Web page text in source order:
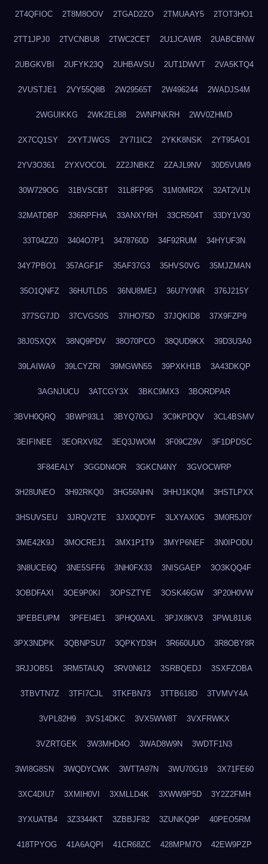
2T4QFIOC 2T8M8OOV 2TGAD2ZO 2TMUAAY5 2TOT3HO1
2TT1JPJ0 2TVCNBU8 2TWC2CET 2U1JCAWR 2UABCBNW
2UBGKVBI 2UFYK23Q 2UHBAVSU 2UT1DWVT 2VA5KTQ4
2VUSTJE1 2VY55Q8B 2W29565T 2W496244 2WADJS4M
2WGUIKKG 2WK2EL88 2WNPNKRH 2WV0ZHMD
2X7CQ1SY 2XYTJWGS 2Y7I1IC2 2YKK8NSK 2YT95AO1
2YV3O361 2YXVOCOL 2Z2JNBKZ 2ZAJL9NV 30D5VUM9
30W729OG 31BVSCBT 31L8FP95 31M0MR2X 32AT2VLN
32MATDBP 336RPFHA 33ANXYRH 33CR504T 33DY1V30
33T04ZZ0 3404O7P1 3478760D 34F92RUM 34HYUF3N
34Y7PBO1 357AGF1F 35AF37G3 35HVS0VG 35MJZMAN
35O1QNFZ 36HUTLDS 36NU8MEJ 36U7Y0NR 376J215Y
377SG7JD 37CVGS0S 37IHO75D 37JQKID8 37X9FZP9
38J0SXQX 38NQ9PDV 38O70PCO 38QUD9KX 39D3U3A0
39LAIWA9 39LCYZRI 39MGWN55 39PXKH1B 3A43DKQP
3AGNJUCU 3ATCGY3X 3BKC9MX3 3BORDPAR
3BVH0QRQ 3BWP93L1 3BYQ70GJ 3C9KPDQV 3CL4BSMV
3EIFINEE 3EORXV8Z 3EQ3JWOM 3F09CZ9V 3F1DPDSC
3F84EALY 3GGDN4OR 3GKCN4NY 3GVOCWRP
3H28UNEO 3H92RKQ0 3HG56NHN 3HHJ1KQM 3HSTLPXX
3HSUVSEU 3JRQV2TE 3JX0QDYF 3LXYAX0G 3M0R5J0Y
3ME42K9J 3MOCREJ1 3MX1P1T9 3MYP6NEF 3N0IPODU
3N8UCE6Q 3NE5SFF6 3NH0FX33 3NISGAEP 3O3KQQ4F
3OBDFAXI 3OE9P0KI 3OPSZTYE 3OSK46GW 3P20H0VW
3PEBEUPM 3PFEI4E1 3PHQ0AXL 3PJX8KV3 3PWL81U6
3PX3NDPK 3QBNPSU7 3QPKYD3H 3R660UUO 3R8OBY8R
3RJJOB51 3RM5TAUQ 3RV0N612 3SRBQEDJ 3SXFZOBA
3TBVTN7Z 3TFI7CJL 3TKFBN73 3TTB618D 3TVMVY4A
3VPL82H9 3VS14DKC 3VX5WW8T 3VXFRWKX
3VZRTGEK 3W3MHD4O 3WAD8W9N 3WDTF1N3
3WI8G8SN 3WQDYCWK 3WTTA97N 3WU70G19 3X71FE60
3XC4DIU7 3XMIH0VI 3XMLLD4K 3XWW9P5D 3Y2Z2FMH
3YXUATB4 3Z3344KT 3ZBBJF82 3ZUNKQ9P 40PEO5RM
418TPYOG 41A6AQPI 41CR68ZC 428MPM7O 42EW9PZP